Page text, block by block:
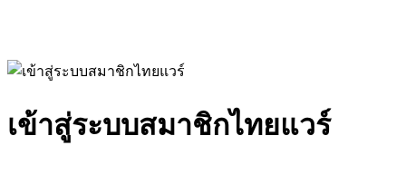
เข้าสู่ระบบสมาชิกไทยแวร์